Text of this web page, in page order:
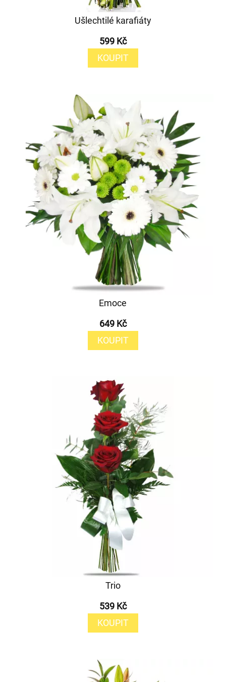
Ušlechtilé karafiáty
599 Kč
KOUPIT
Emoce
649 Kč
KOUPIT
Trio
539 Kč
KOUPIT